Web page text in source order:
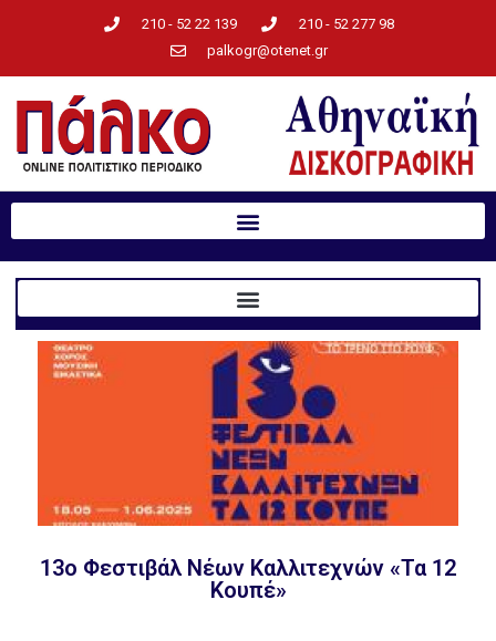
210 - 52 22 139
210 - 52 277 98
palkogr@otenet.gr
13ο Φεστιβάλ Νέων Καλλιτεχνών «Τα 12
Κουπέ»